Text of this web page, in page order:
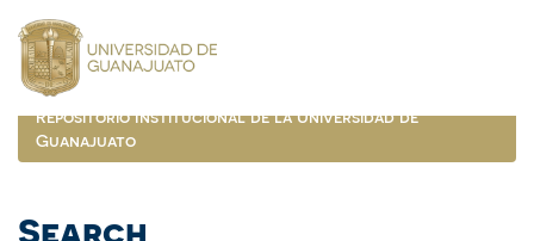
navigation
Repositorio Institucional de la Universidad de
Guanajuato
Search